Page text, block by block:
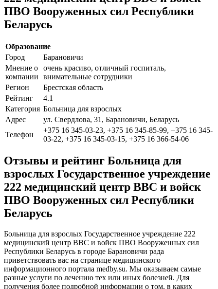
ПВО Вооруженных сил Республики
Беларусь
Образование
Город
Барановичи
Мнение о
компании
очень красиво, отличный госпиталь,
внимательные сотрудники
Регион
Брестская область
Рейтинг
4.1
Категория Больница для взрослых
Адрес
ул. Свердлова, 31, Барановичи, Беларусь
Телефон
+375 16 345-03-23, +375 16 345-85-99, +375 16 345-
03-22, +375 16 345-03-15, +375 16 366-54-06
Отзывы и рейтинг Больница для
взрослых Государственное учреждение
222 медицинский центр ВВС и войск
ПВО Вооруженных сил Республики
Беларусь
Больница для взрослых Государственное учреждение 222
медицинский центр ВВС и войск ПВО Вооруженных сил
Республики Беларусь в городе Барановичи рада
приветствовать вас на странице медицинского
информационного портала medby.su. Мы оказываем самые
разные услуги по лечению тех или иных болезней. Для
получения более подробной информации о том, в каких